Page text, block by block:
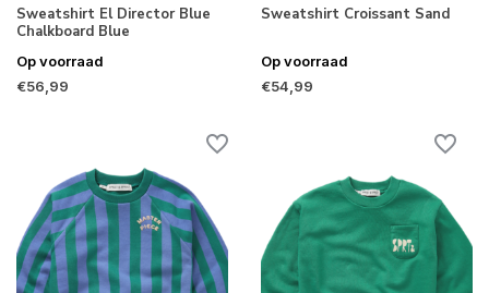
Sweatshirt El Director Blue
Chalkboard Blue
Op voorraad
€56,99
Sweatshirt Croissant Sand
Op voorraad
€54,99